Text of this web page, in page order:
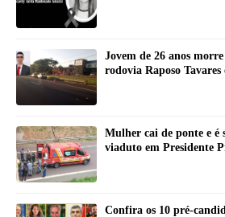
Jovem de 26 anos
rodovia Raposo
Mulher cai de ponte e é
viaduto em Presidente
Confira os 10 pré-